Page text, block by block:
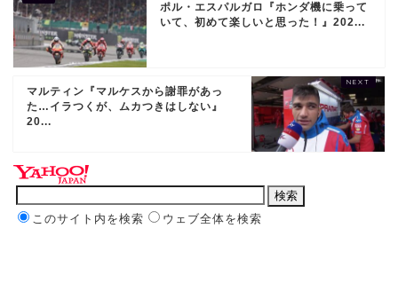
ポル・エスパルガロ『ホンダ機に乗って
いて、初めて楽しいと思った！』202...
マルティン『マルケスから謝罪があっ
た…イラつくが、ムカつきはしない』
20...
このサイト内を検索 ウェブ全体を検索